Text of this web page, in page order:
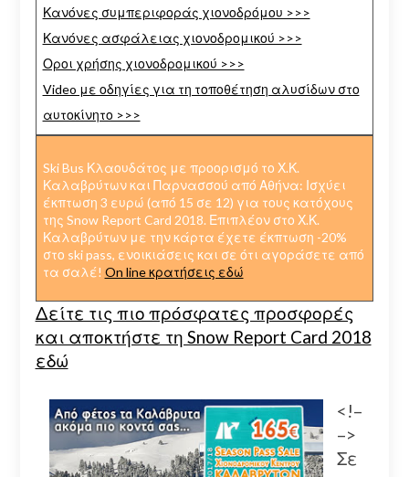
Κανόνες συμπεριφοράς χιονοδρόμου >>>
Κανόνες ασφάλειας χιονοδρομικού >>>
Οροι χρήσης χιονοδρομικού >>>
Video με οδηγίες για τη τοποθέτηση αλυσίδων στο
αυτοκίνητο >>>
Ski Bus Κλαουδάτος με προορισμό το Χ.Κ.
Καλαβρύτων και Παρνασσού από Αθήνα: Ισχύει
έκπτωση 3 ευρώ (από 15 σε 12) για τους κατόχους
της Snow Report Card 2018. Επιπλέον στο Χ.Κ.
Καλαβρύτων με την κάρτα έχετε έκπτωση -20%
στο ski pass, ενοικιάσεις και σε ότι αγοράσετε από
τα σαλέ! On line κρατήσεις εδώ
Δείτε τις πιο πρόσφατες προσφορές
και αποκτήστε τη Snow Report Card 2018
εδώ
<!–
–>
Σε